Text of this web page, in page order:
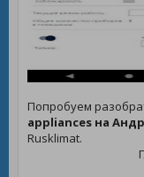
Попробуем
appliances на
Rusklimat.